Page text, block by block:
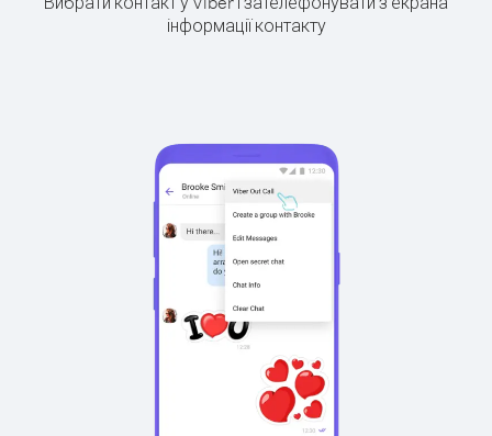
інформації контакту